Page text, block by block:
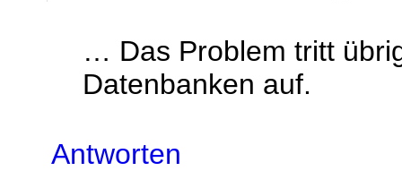
… Das Problem tritt
Datenbanken auf.
Antworten